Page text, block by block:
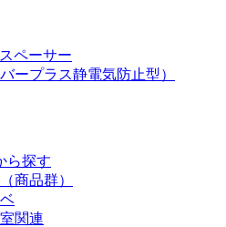
ペーサー
ープラス静電気防止型）
ら探す
商品群）
関連